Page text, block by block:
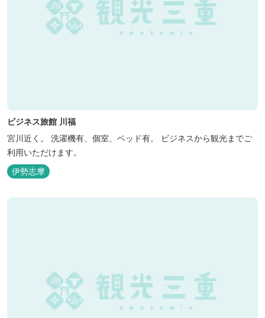
ビジネス旅館 川福
宮川近く。 洗濯機有、個室、ベッド有。 ビジネスから観光までご
利用いただけます。
伊勢志摩